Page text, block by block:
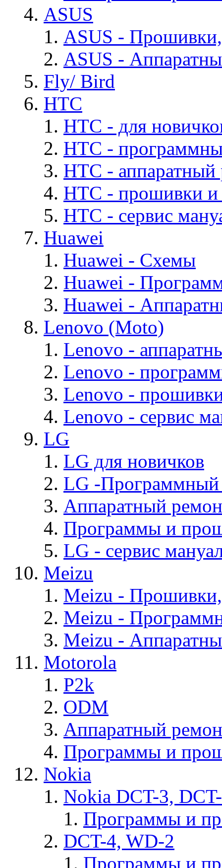
ASUS
ASUS -
ASUS -
Fly/ Bird
HTC
HTC - для
HTC -
HTC - аппаратный
HTC - прошивки
HTC - cервис
Huawei
Huawei - Cхемы
Huawei -
Huawei -
Lenovo (Moto)
Lenovo -
Lenovo -
Lenovo -
Lenovo - cервис
LG
LG для новичков
LG -Программный
Аппаратный
Программы и
LG - cервис
Meizu
Meizu -
Meizu -
Meizu -
Motorola
P2k
ODM
Аппаратный
Программы и
Nokia
Nokia DCT-3,
Программы и
DCT-4, WD-2
Программы и